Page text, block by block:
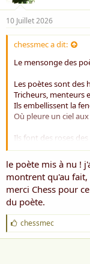
10 Juillet 2026
chessmec a dit:
Le mensonge des
Les poètes sont des
Tricheurs, menteurs
Ils embellissent la
Où pleure un ciel
Ils font des roses des
Des palais d'une
Leur plume invente
Au fond des plus
Ils prêtent aux astres
Au vent la douceur
Aux pierres la voix
Mais sous leurs
le poète mis à nu !
montrent qu'au fait,
merci Chess pour
du poète.
J
'
a
chessmec